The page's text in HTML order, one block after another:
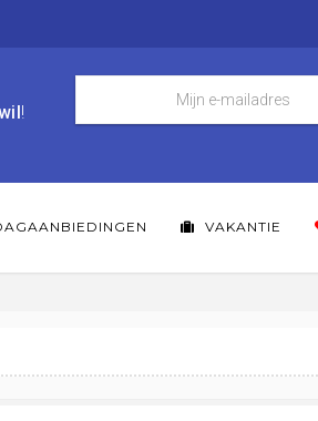
!
VAKANTIE